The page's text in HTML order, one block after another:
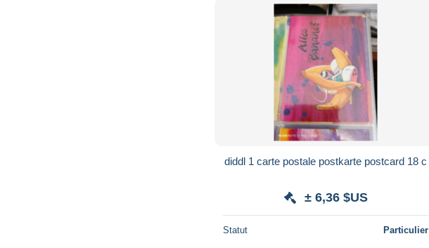
diddl 1 carte postale postkarte postcard 18 c
± 6,36 $US
Statut Particulier